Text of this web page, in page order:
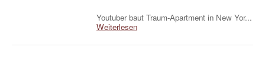
Youtuber baut Traum-Apartment in New Yor...
Weiterlesen